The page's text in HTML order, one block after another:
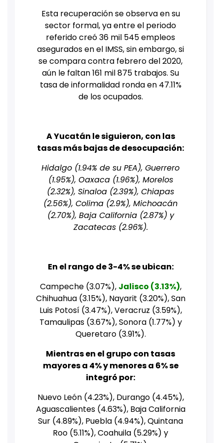
Esta recuperación se observa en su
sector formal, ya entre el periodo
referido creó 36 mil 545 empleos
asegurados en el IMSS, sin embargo, si
se compara contra febrero del 2020,
aún le faltan 161 mil 875 trabajos. Su
tasa de informalidad ronda en 47.11%
de los ocupados.
A Yucatán le siguieron, con las
tasas más bajas de desocupación:
Hidalgo (1.94% de su PEA), Guerrero
(1.95%), Oaxaca (1.96%), Morelos
(2.32%), Sinaloa (2.39%), Chiapas
(2.56%), Colima (2.9%), Michoacán
(2.70%), Baja California (2.87%) y
Zacatecas (2.96%).
En el rango de 3-4% se ubican:
Campeche (3.07%), Jalisco (3.13%),
Chihuahua (3.15%), Nayarit (3.20%), San
Luis Potosí (3.47%), Veracruz (3.59%),
Tamaulipas (3.67%), Sonora (1.77%) y
Queretaro (3.91%).
Mientras en el grupo con tasas
mayores a 4% y menores a 6% se
integró por:
Nuevo León (4.23%), Durango (4.45%),
Aguascalientes (4.63%), Baja California
Sur (4.89%), Puebla (4.94%), Quintana
Roo (5.11%), Coahuila (5.29%) y